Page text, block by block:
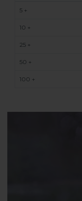
5 +
10 +
25 +
50 +
100 +